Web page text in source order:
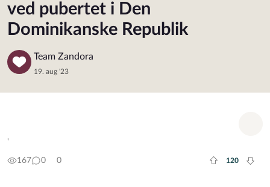
ved pubertet i Den
Dominikanske Republik
Team Zandora
19. aug '23
'
167 0 0
Plus rate
120